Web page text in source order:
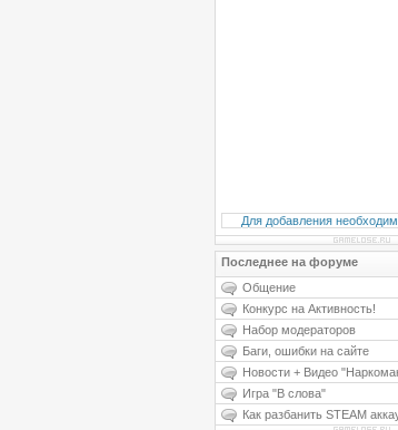
Для добавления
Последнее на форуме
Общение
Конкурс на Активность!
Набор модераторов
Баги, ошибки на сайте
Новости + Видео
Игра "В слова"
Как разбанить STEAM